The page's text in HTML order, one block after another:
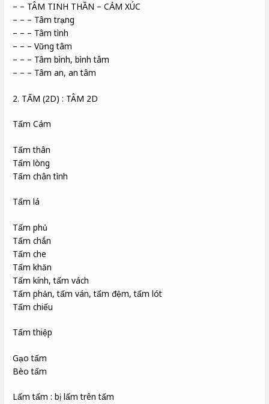
– – TÂM TINH THẦN – CẢM XÚC
– – – Tâm trạng
– – – Tâm tình
– – – Vững tâm
– – – Tâm bình, bình tâm
– – – Tâm an, an tâm
2. TẤM (2D) : TÂM 2D
Tấm Cám
Tấm thân
Tấm lòng
Tấm chân tình
Tấm lá
Tấm phủ
Tấm chắn
Tấm che
Tấm khăn
Tấm kính, tấm vách
Tấm phản, tấm ván, tấm đệm, tấm lót
Tấm chiếu
Tấm thiệp
Gạo tấm
Bèo tấm
Lấm tấm : bị lấm trên tấm